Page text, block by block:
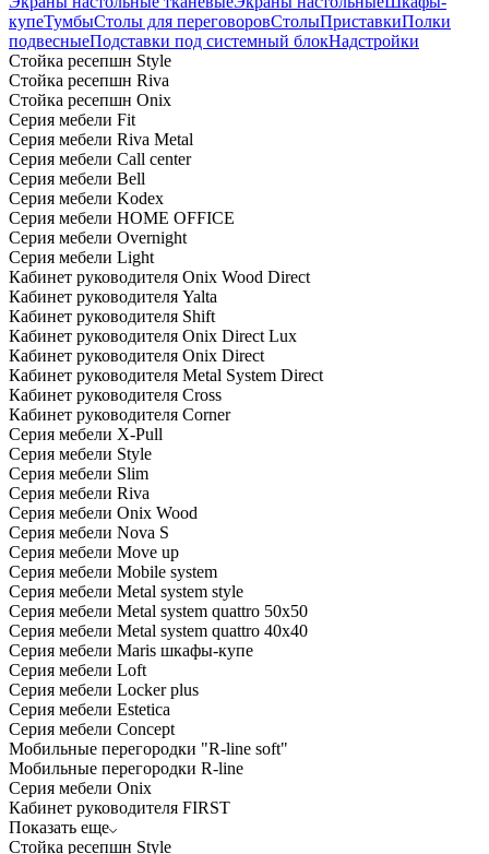
купеТумбыСтолы для переговоровСтолыПриставкиПолки
подвесныеПодставки под системный блокНадстройки
Стойка ресепшн Style
Стойка ресепшн Riva
Стойка ресепшн Onix
Серия мебели Fit
Серия мебели Riva Metal
Серия мебели Call center
Серия мебели Bell
Серия мебели Kodex
Серия мебели HOME OFFICE
Серия мебели Overnight
Серия мебели Light
Кабинет руководителя Onix Wood Direct
Кабинет руководителя Yalta
Кабинет руководителя Shift
Кабинет руководителя Onix Direct Lux
Кабинет руководителя Onix Direct
Кабинет руководителя Metal System Direct
Кабинет руководителя Cross
Кабинет руководителя Corner
Серия мебели X-Pull
Серия мебели Style
Серия мебели Slim
Серия мебели Riva
Серия мебели Onix Wood
Серия мебели Nova S
Серия мебели Move up
Серия мебели Mobile system
Серия мебели Metal system style
Серия мебели Metal system quattro 50x50
Серия мебели Metal system quattro 40x40
Серия мебели Maris шкафы-купе
Серия мебели Loft
Серия мебели Locker plus
Серия мебели Estetica
Серия мебели Concept
Мобильные перегородки "R-line soft"
Мобильные перегородки R-line
Серия мебели Onix
Кабинет руководителя FIRST
Показать еще
Стойка ресепшн Style